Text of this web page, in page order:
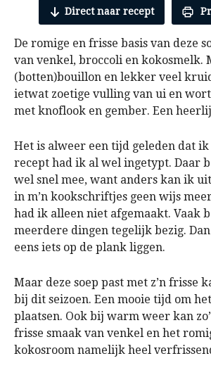
Direct naar recept
De romige en frisse basis van deze
van venkel, broccoli en kokosmelk.
(botten)bouillon en lekker veel
ietwat zoetige vulling van ui en
met knoflook en gember. Een
Het is alweer een tijd geleden dat ik
recept had ik al wel ingetypt. Daar
wel snel mee, want anders kan ik
in m’n kookschriftjes geen wijs
had ik alleen niet afgemaakt. Vaak
meerdere dingen tegelijk bezig.
eens iets op de plank liggen.
Maar deze soep past met z’n frisse
bij dit seizoen. Een mooie tijd om
plaatsen. Ook bij warm weer kan
frisse smaak van venkel en het
kokosroom namelijk heel